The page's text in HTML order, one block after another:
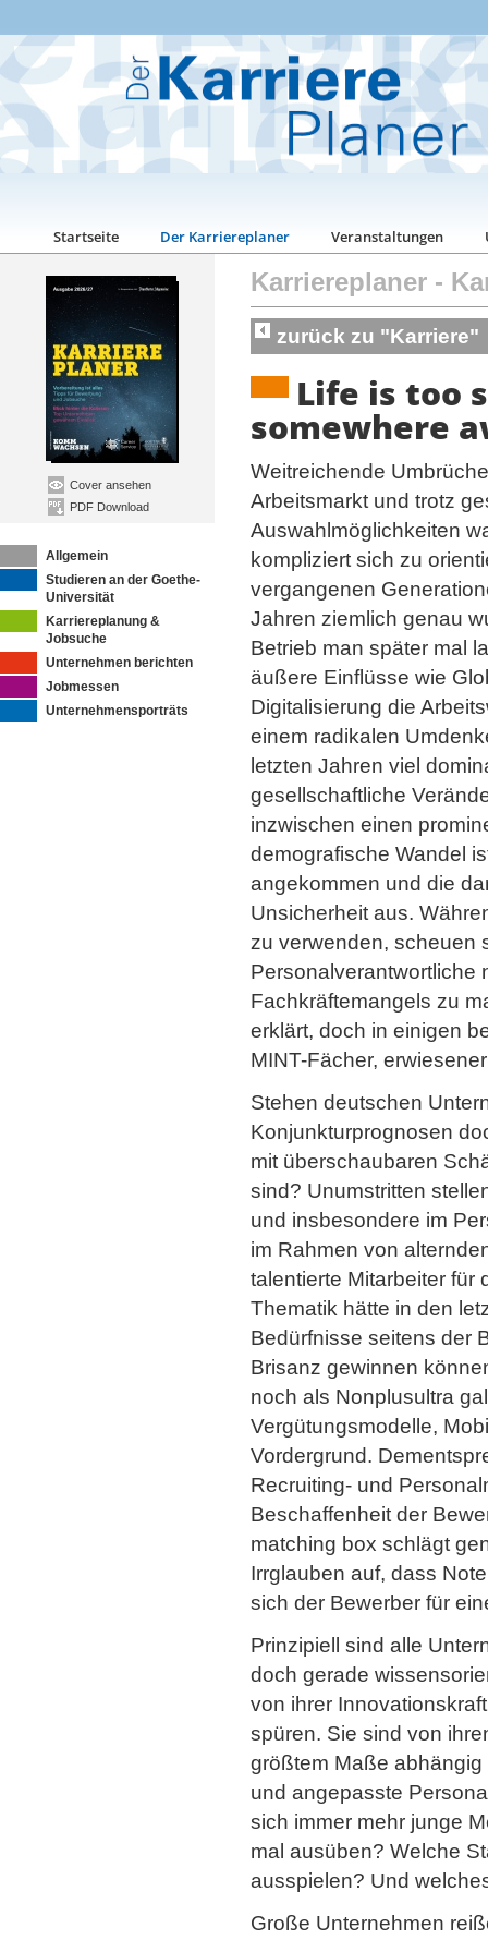
Startseite Der Karriereplaner Veranstaltungen
Cover ansehen
PDF Download
Allgemein
Studieren an der Goethe-
Universität
Karriereplanung &
Jobsuche
Unternehmen berichten
Jobmessen
Unternehmensporträts
Karriereplaner -
zurück zu "Karriere"
Life is too
somewhere
Weitreichende
Arbeitsmarkt und trotz
Auswahlmöglichkeiten
kompliziert sich zu
vergangenen
Jahren ziemlich genau
Betrieb man später mal
äußere Einflüsse wie
Digitalisierung die
einem radikalen
letzten Jahren viel
gesellschaftliche
inzwischen einen
demografische Wandel
angekommen und die
Unsicherheit aus.
zu verwenden, scheuen
Personalverantwortliche
Fachkräftemangels zu
erklärt, doch in einigen
MINT-Fächer,
Stehen deutschen
Konjunkturprognosen
mit überschaubaren
sind? Unumstritten
und insbesondere im
im Rahmen von
talentierte Mitarbeiter für
Thematik hätte in den
Bedürfnisse seitens der
Brisanz gewinnen
noch als Nonplusultra
Vergütungsmodelle,
Vordergrund.
Recruiting- und
Beschaffenheit der
matching box schlägt
Irrglauben auf, dass
sich der Bewerber für
Prinzipiell sind alle
doch gerade
von ihrer
spüren. Sie sind von
größtem Maße
und angepasste
sich immer mehr junge
mal ausüben? Welche
ausspielen? Und
Große Unternehmen